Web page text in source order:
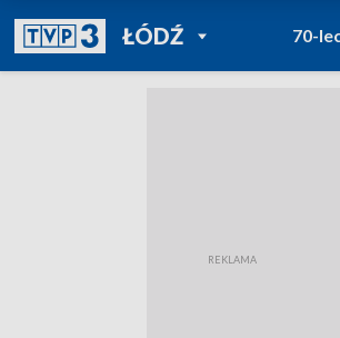
ŁÓDŹPOWRÓT DO
TVP REGIONY
70-